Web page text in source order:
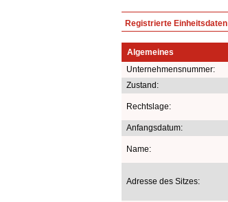
Registrierte Einheitsdaten
Algemeines
Unternehmensnummer:
Zustand:
Rechtslage:
Anfangsdatum:
Name:
Adresse des Sitzes: